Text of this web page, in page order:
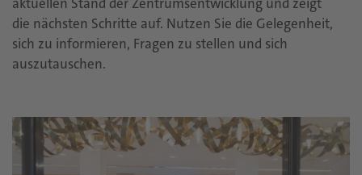
die nächsten Schritte auf. Nutzen Sie die Gelegenheit,
sich zu informieren, Fragen zu stellen und sich
auszutauschen.